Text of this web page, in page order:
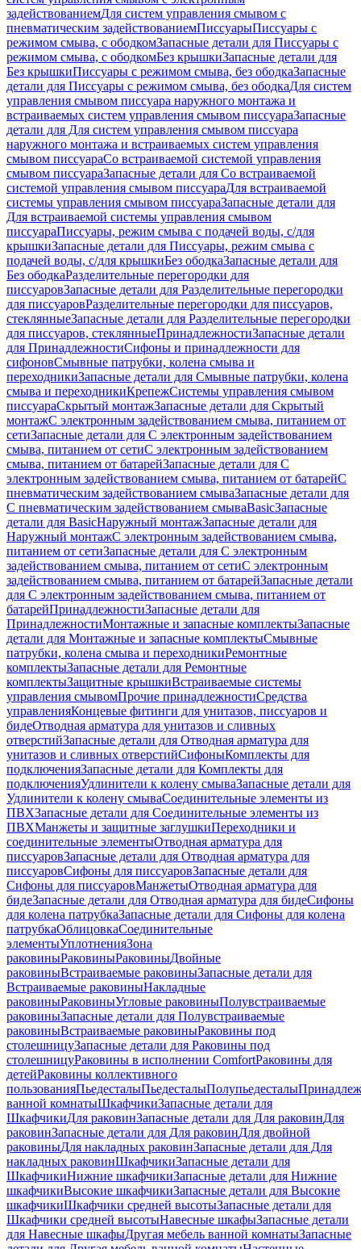
задействованиемДля систем управления смывом с
пневматическим задействованиемПиссуарыПиссуары с
режимом смыва, с ободкомЗапасные детали для Писсуары с
режимом смыва, с ободкомБез крышкиЗапасные детали для
Без крышкиПиссуары с режимом смыва, без ободкаЗапасные
детали для Писсуары с режимом смыва, без ободкаДля систем
управления смывом писсуара наружного монтажа и
встраиваемых систем управления смывом писсуараЗапасные
детали для Для систем управления смывом писсуара
наружного монтажа и встраиваемых систем управления
смывом писсуараСо встраиваемой системой управления
смывом писсуараЗапасные детали для Со встраиваемой
системой управления смывом писсуараДля встраиваемой
системы управления смывом писсуараЗапасные детали для
Для встраиваемой системы управления смывом
писсуараПиссуары, режим смыва с подачей воды, с/для
крышкиЗапасные детали для Писсуары, режим смыва с
подачей воды, с/для крышкиБез ободкаЗапасные детали для
Без ободкаРазделительные перегородки для
писсуаровЗапасные детали для Разделительные перегородки
для писсуаровРазделительные перегородки для писсуаров,
стеклянныеЗапасные детали для Разделительные перегородки
для писсуаров, стеклянныеПринадлежностиЗапасные детали
для ПринадлежностиСифоны и принадлежности для
сифоновСмывные патрубки, колена смыва и
переходникиЗапасные детали для Смывные патрубки, колена
смыва и переходникиКрепежСистемы управления смывом
писсуараСкрытый монтажЗапасные детали для Скрытый
монтажС электронным задействованием смыва, питанием от
сетиЗапасные детали для С электронным задействованием
смыва, питанием от сетиС электронным задействованием
смыва, питанием от батарейЗапасные детали для С
электронным задействованием смыва, питанием от батарейС
пневматическим задействованием смываЗапасные детали для
С пневматическим задействованием смываBasicЗапасные
детали для BasicНаружный монтажЗапасные детали для
Наружный монтажС электронным задействованием смыва,
питанием от сетиЗапасные детали для С электронным
задействованием смыва, питанием от сетиС электронным
задействованием смыва, питанием от батарейЗапасные детали
для С электронным задействованием смыва, питанием от
батарейПринадлежностиЗапасные детали для
ПринадлежностиМонтажные и запасные комплектыЗапасные
детали для Монтажные и запасные комплектыСмывные
патрубки, колена смыва и переходникиРемонтные
комплектыЗапасные детали для Ремонтные
комплектыЗащитные крышкиВстраиваемые системы
управления смывомПрочие принадлежностиСредства
управленияКонцевые фитинги для унитазов, писсуаров и
бидеОтводная арматура для унитазов и сливных
отверстийЗапасные детали для Отводная арматура для
унитазов и сливных отверстийСифоныКомплекты для
подключенияЗапасные детали для Комплекты для
подключенияУдлинители к колену смываЗапасные детали для
Удлинители к колену смываСоединительные элементы из
ПВХЗапасные детали для Соединительные элементы из
ПВХМанжеты и защитные заглушкиПереходники и
соединительные элементыОтводная арматура для
писсуаровЗапасные детали для Отводная арматура для
писсуаровCифоны для писсуаровЗапасные детали для
Cифоны для писсуаровМанжетыОтводная арматура для
бидеЗапасные детали для Отводная арматура для бидеСифоны
для колена патрубкаЗапасные детали для Сифоны для колена
патрубкаОблицовкаСоединительные
элементыУплотненияЗона
раковиныРаковиныРаковиныДвойные
раковиныВстраиваемые раковиныЗапасные детали для
Встраиваемые раковиныНакладные
раковиныРаковиныУгловые раковиныПолувстраиваемые
раковиныЗапасные детали для Полувстраиваемые
раковиныВстраиваемые раковиныРаковины под
столешницуЗапасные детали для Раковины под
столешницуРаковины в исполнении ComfortPаковины для
детейРаковины коллективного
пользованияПьедесталыПьедесталыПолупьедесталы
ванной комнатыШкафчикиЗапасные детали для
ШкафчикиДля раковинЗапасные детали для Для раковинДля
раковинЗапасные детали для Для раковинДля двойной
раковиныДля накладных pаковинЗапасные детали для Для
накладных pаковинШкафчикиЗапасные детали для
ШкафчикиНижние шкафчикиЗапасные детали для Нижние
шкафчикиВысокие шкафчикиЗапасные детали для Высокие
шкафчикиШкафчики средней высотыЗапасные детали для
Шкафчики средней высотыНавесные шкафыЗапасные детали
для Навесные шкафыДругая мебель ванной комнатыЗапасные